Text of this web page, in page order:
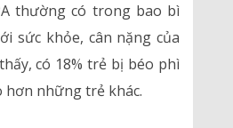
thường có trong bao bì
sức khỏe, cân nặng của
có 18% trẻ bị béo phì
hơn những trẻ khác.